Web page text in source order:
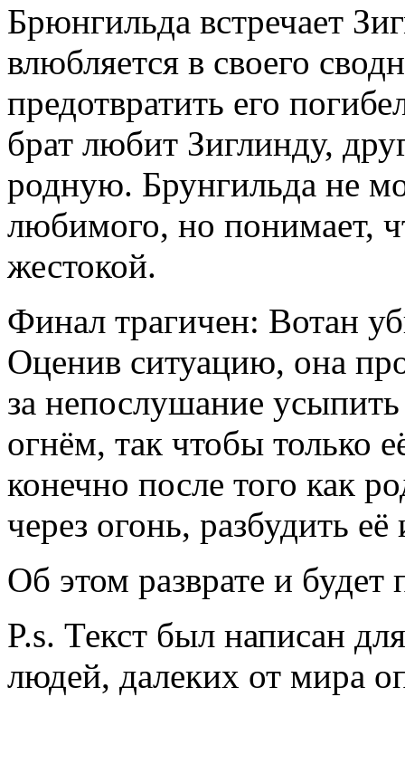
Брюнгильда встречает
влюбляется в своего
предотвратить его
брат любит Зиглинду,
родную. Брунгильда не
любимого, но понимает,
жестокой.
Финал трагичен: Вотан
Оценив ситуацию, она
за непослушание
огнём, так чтобы только
конечно после того как
через огонь, разбудить
Об этом разврате и
P.s. Текст был написан
людей, далеких от мира